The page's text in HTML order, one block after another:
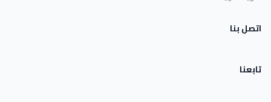
اتصل بنا
تابعنا